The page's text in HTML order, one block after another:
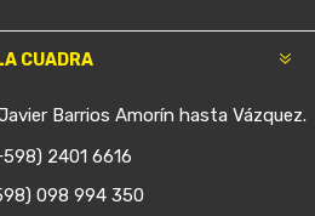
CUADRA
Barrios Amorín hasta Vázquez.
2401 6616
098 994 350